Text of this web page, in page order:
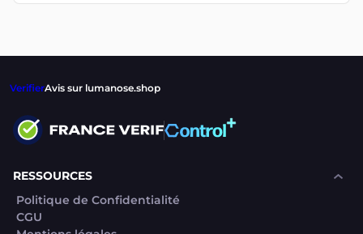
VerifierAvis sur lumanose.shop
RESSOURCES
Politique de Confidentialité
CGU